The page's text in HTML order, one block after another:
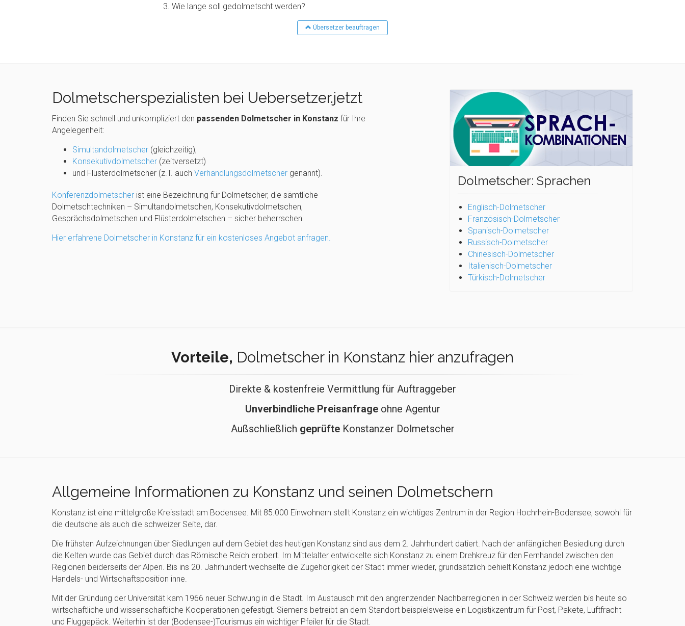
Wie lange soll gedolmetscht werden?
Übersetzer beauftragen
Dolmetscherspezialisten bei Uebersetzer.jetzt
Finden Sie schnell und unkompliziert den passenden Dolmetscher in Konstanz für Ihre
Angelegenheit:
Simultandolmetscher (gleichzeitig),
Konsekutivdolmetscher (zeitversetzt)
und Flüsterdolmetscher (z.T. auch Verhandlungsdolmetscher genannt).
Konferenzdolmetscher ist eine Bezeichnung für Dolmetscher, die sämtliche
Dolmetschtechniken – Simultandolmetschen, Konsekutivdolmetschen,
Gesprächsdolmetschen und Flüsterdolmetschen – sicher beherrschen.
Hier erfahrene Dolmetscher in Konstanz für ein kostenloses Angebot anfragen.
Dolmetscher: Sprachen
Englisch-Dolmetscher
Französisch-Dolmetscher
Spanisch-Dolmetscher
Russisch-Dolmetscher
Chinesisch-Dolmetscher
Italienisch-Dolmetscher
Türkisch-Dolmetscher
Vorteile, Dolmetscher in Konstanz hier anzufragen
Direkte & kostenfreie Vermittlung für Auftraggeber
Unverbindliche Preisanfrageohne Agentur
Außschließlich geprüfteKonstanzer Dolmetscher
Allgemeine Informationen zu Konstanz und seinen Dolmetschern
Konstanz ist eine mittelgroße Kreisstadt am Bodensee. Mit 85.000 Einwohnern stellt Konstanz ein wichtiges Zentrum in der Region Hochrhein-Bodensee, sowohl für
die deutsche als auch die schweizer Seite, dar.
Die frühsten Aufzeichnungen über Siedlungen auf dem Gebiet des heutigen Konstanz sind aus dem 2. Jahrhundert datiert. Nach der anfänglichen Besiedlung durch
die Kelten wurde das Gebiet durch das Römische Reich erobert. Im Mittelalter entwickelte sich Konstanz zu einem Drehkreuz für den Fernhandel zwischen den
Regionen beiderseits der Alpen. Bis ins 20. Jahrhundert wechselte die Zugehörigkeit der Stadt immer wieder, grundsätzlich behielt Konstanz jedoch eine wichtige
Handels- und Wirtschaftsposition inne.
Mit der Gründung der Universität kam 1966 neuer Schwung in die Stadt. Im Austausch mit den angrenzenden Nachbarregionen in der Schweiz werden bis heute so
wirtschaftliche und wissenschaftliche Kooperationen gefestigt. Siemens betreibt an dem Standort beispielsweise ein Logistikzentrum für Post, Pakete, Luftfracht
und Fluggepäck. Weiterhin ist der (Bodensee-)Tourismus ein wichtiger Pfeiler für die Stadt.